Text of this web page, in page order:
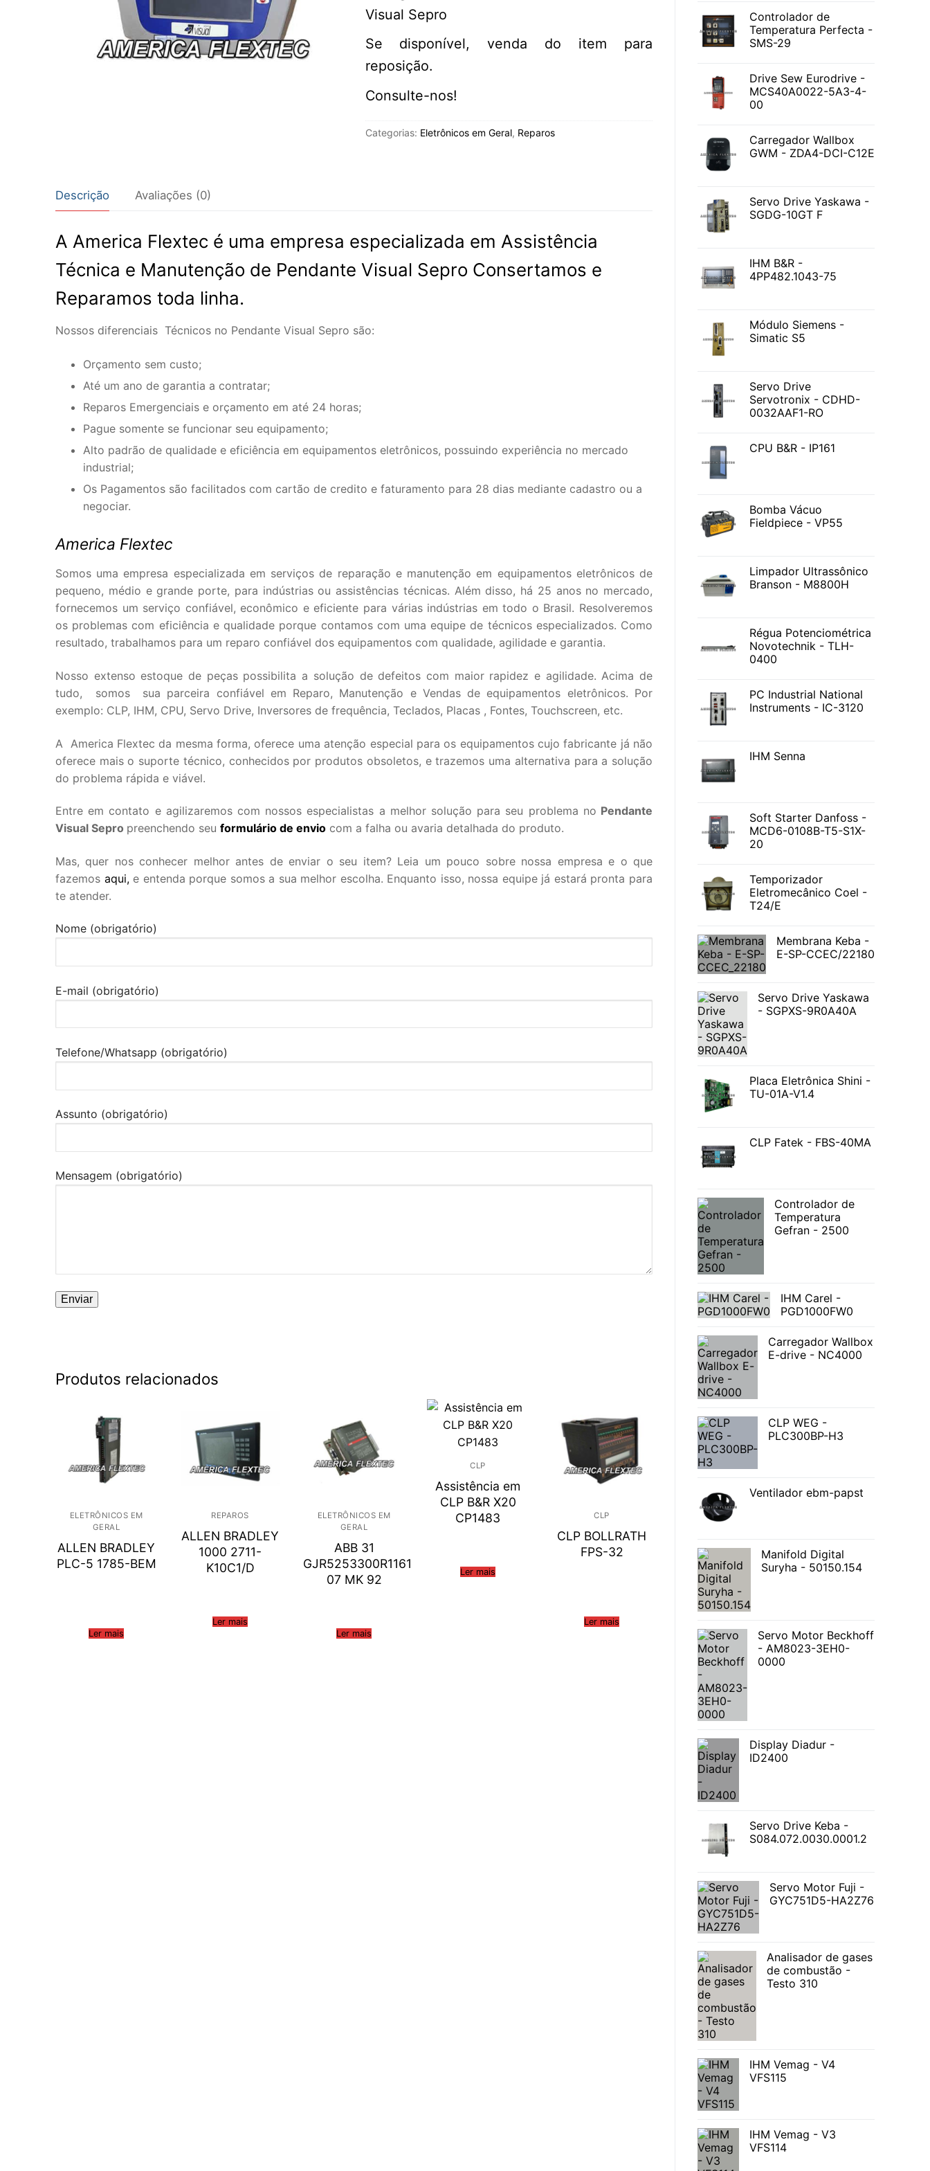
Visual Sepro
Se disponível, venda do item para
reposição.
Consulte-nos!
Categorias: Eletrônicos em Geral, Reparos
Descrição Avaliações (0)
A America Flextec é uma empresa especializada em Assistência
Técnica e Manutenção de Pendante Visual Sepro Consertamos e
Reparamos toda linha.
Nossos diferenciais Técnicos no Pendante Visual Sepro são:
Orçamento sem custo;
Até um ano de garantia a contratar;
Reparos Emergenciais e orçamento em até 24 horas;
Pague somente se funcionar seu equipamento;
Alto padrão de qualidade e eficiência em equipamentos eletrônicos, possuindo experiência no mercado
industrial;
Os Pagamentos são facilitados com cartão de credito e faturamento para 28 dias mediante cadastro ou a
negociar.
America Flextec
Somos uma empresa especializada em serviços de reparação e manutenção em equipamentos eletrônicos de
pequeno, médio e grande porte, para indústrias ou assistências técnicas. Além disso, há 25 anos no mercado,
fornecemos um serviço confiável, econômico e eficiente para várias indústrias em todo o Brasil. Resolveremos
os problemas com eficiência e qualidade porque contamos com uma equipe de técnicos especializados. Como
resultado, trabalhamos para um reparo confiável dos equipamentos com qualidade, agilidade e garantia.
Nosso extenso estoque de peças possibilita a solução de defeitos com maior rapidez e agilidade. Acima de
tudo, somos sua parceira confiável em Reparo, Manutenção e Vendas de equipamentos eletrônicos. Por
exemplo: CLP, IHM, CPU, Servo Drive, Inversores de frequência, Teclados, Placas , Fontes, Touchscreen, etc.
A America Flextec da mesma forma, oferece uma atenção especial para os equipamentos cujo fabricante já não
oferece mais o suporte técnico, conhecidos por produtos obsoletos, e trazemos uma alternativa para a solução
do problema rápida e viável.
Entre em contato e agilizaremos com nossos especialistas a melhor solução para seu problema no Pendante
Visual Sepro preenchendo seu formulário de envio com a falha ou avaria detalhada do produto.
Mas, quer nos conhecer melhor antes de enviar o seu item? Leia um pouco sobre nossa empresa e o que
fazemos aqui,e entenda porque somos a sua melhor escolha. Enquanto isso, nossa equipe já estará pronta para
te atender.
Nome (obrigatório)
E-mail (obrigatório)
Telefone/Whatsapp (obrigatório)
Assunto (obrigatório)
Mensagem (obrigatório)
Produtos relacionados
ELETRÔNICOS EM
GERAL
ALLEN BRADLEY
PLC-5 1785-BEM
Ler mais
REPAROS
ALLEN BRADLEY
1000 2711-
K10C1/D
Ler mais
ELETRÔNICOS EM
GERAL
ABB 31
GJR5253300R1161
07 MK 92
Ler mais
CLP
Assistência em
CLP B&R X20
CP1483
Ler mais
CLP
CLP BOLLRATH
FPS-32
Ler mais
Controlador de
Temperatura Perfecta -
SMS-29
Drive Sew Eurodrive -
MCS40A0022-5A3-4-
00
Carregador Wallbox
GWM - ZDA4-DCI-C12E
Servo Drive Yaskawa -
SGDG-10GT F
IHM B&R -
4PP482.1043-75
Módulo Siemens -
Simatic S5
Servo Drive
Servotronix - CDHD-
0032AAF1-RO
CPU B&R - IP161
Bomba Vácuo
Fieldpiece - VP55
Limpador Ultrassônico
Branson - M8800H
Régua Potenciométrica
Novotechnik - TLH-
0400
PC Industrial National
Instruments - IC-3120
IHM Senna
Soft Starter Danfoss -
MCD6-0108B-T5-S1X-
20
Temporizador
Eletromecânico Coel -
T24/E
Membrana Keba -
E-SP-CCEC/22180
Servo Drive Yaskawa
- SGPXS-9R0A40A
Placa Eletrônica Shini -
TU-01A-V1.4
CLP Fatek - FBS-40MA
Controlador de
Temperatura
Gefran - 2500
IHM Carel -
PGD1000FW0
Carregador Wallbox
E-drive - NC4000
CLP WEG -
PLC300BP-H3
Ventilador ebm-papst
Manifold Digital
Suryha - 50150.154
Servo Motor Beckhoff
- AM8023-3EH0-
0000
Display Diadur -
ID2400
Servo Drive Keba -
S084.072.0030.0001.2
Servo Motor Fuji -
GYC751D5-HA2Z76
Analisador de gases
de combustão -
Testo 310
IHM Vemag - V4
VFS115
IHM Vemag - V3
VFS114